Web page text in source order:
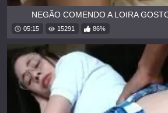
NEGÃO COMENDO A LOIRA
05:15 15291 86%